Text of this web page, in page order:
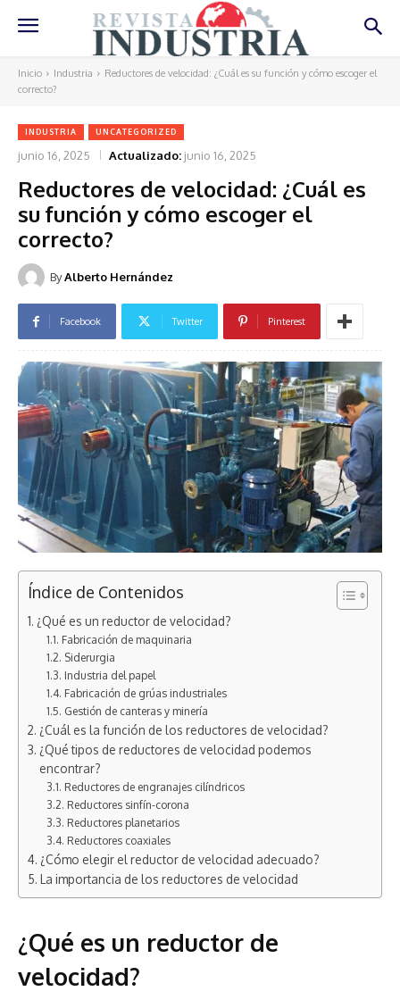
Inicio Industria
Reductores de velocidad: ¿Cuál es su función y cómo escoger el
correcto?
INDUSTRIA UNCATEGORIZED
junio 16, 2025 Actualizado: junio 16, 2025
Reductores de velocidad: ¿Cuál es
su función y cómo escoger el
correcto?
ByAlberto Hernández
Facebook Twitter Pinterest
Índice de Contenidos
¿Qué es un reductor de velocidad?
Fabricación de maquinaria
Siderurgia
Industria del papel
Fabricación de grúas industriales
Gestión de canteras y minería
¿Cuál es la función de los reductores de velocidad?
¿Qué tipos de reductores de velocidad podemos
encontrar?
Reductores de engranajes cilíndricos
Reductores sinfín-corona
Reductores planetarios
Reductores coaxiales
¿Cómo elegir el reductor de velocidad adecuado?
La importancia de los reductores de velocidad
¿Qué es un reductor de
velocidad?